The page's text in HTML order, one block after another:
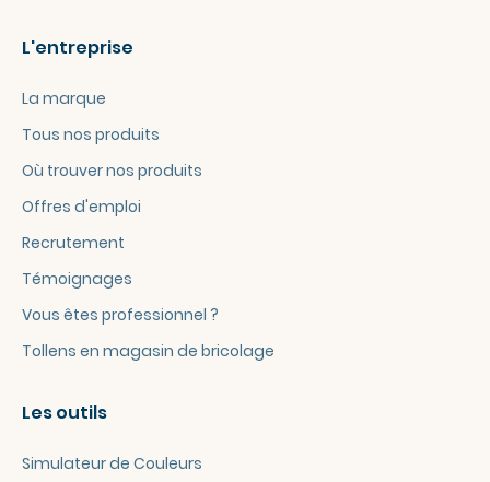
L'entreprise
La marque
Tous nos produits
Où trouver nos produits
Offres d'emploi
Recrutement
Témoignages
Vous êtes professionnel ?
Tollens en magasin de bricolage
Les outils
Simulateur de Couleurs